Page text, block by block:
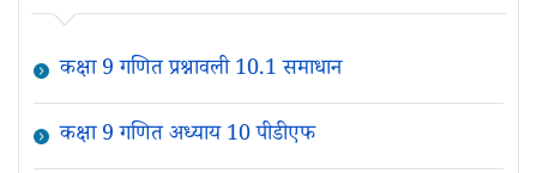
कक्षा 9 गणित प्रश्नावली 10.1 समाधान
कक्षा 9 गणित अध्याय 10 पीडीएफ